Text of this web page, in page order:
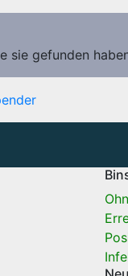
sie gefunden